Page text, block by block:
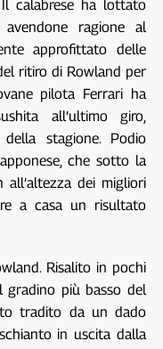
calabrese ha lottato
ragione al
approfittato delle
ritiro di Rowland per
pilota Ferrari ha
all’ultimo giro,
stagione. Podio
che sotto la
dei migliori
a casa un risultato
Risalito in pochi
gradino più basso del
tradito da un dado
in uscita dalla